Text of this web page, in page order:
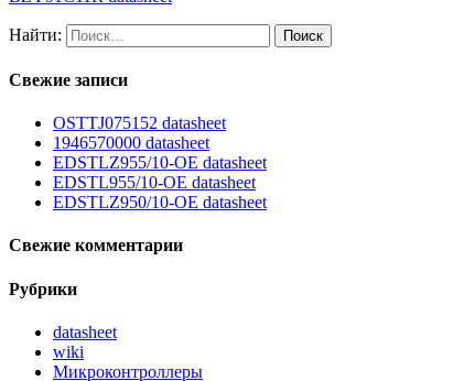
Найти:
Свежие записи
OSTTJ075152 datasheet
1946570000 datasheet
EDSTLZ955/10-OE datasheet
EDSTL955/10-OE datasheet
EDSTLZ950/10-OE datasheet
Свежие комментарии
Рубрики
datasheet
wiki
Микроконтроллеры